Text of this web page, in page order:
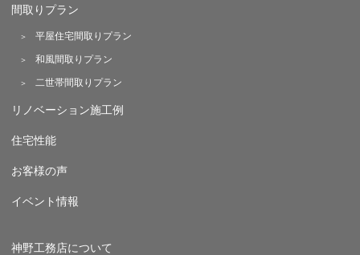
間取りプラン
平屋住宅間取りプラン
和風間取りプラン
二世帯間取りプラン
リノベーション施工例
住宅性能
お客様の声
イベント情報
神野工務店について